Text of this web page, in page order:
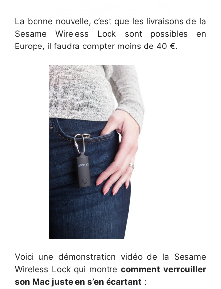
La bonne nouvelle, c’est que les livraisons de la
Sesame Wireless Lock sont possibles en
Europe, il faudra compter moins de 40 €.
Voici une démonstration vidéo de la Sesame
Wireless Lock qui montre comment verrouiller
son Mac juste en s’en écartant :